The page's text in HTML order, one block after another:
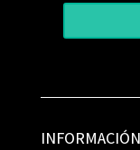
INFORMACIÓN